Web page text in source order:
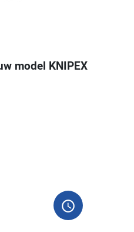
model KNIPEX
query_builder